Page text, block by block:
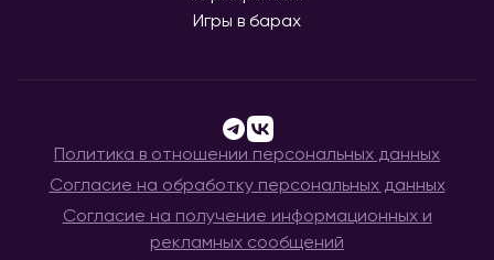
Игры в барах
Политика в отношении персональных данных
Согласие на обработку персональных данных
Согласие на получение информационных и
рекламных сообщений